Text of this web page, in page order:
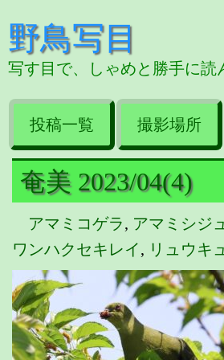
野鳥写目
写す目で、しゃめと勝手に読
投稿一覧 撮影場所
奄美 2023/04(4)
アマミコゲラ, アマミシジ
ワンハクセキレイ, リュウキ